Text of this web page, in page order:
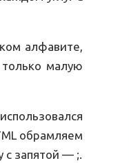
алфавите,
малую
обрамляем
с запятой — ;.